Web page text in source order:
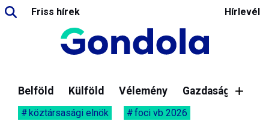
Friss hírek Hírlevél
Belföld Külföld Vélemény Gazdaság
köztársasági elnök foci vb 2026